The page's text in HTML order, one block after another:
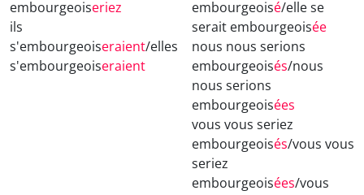
embourgeoiseriez
ils
s'embourgeoiseraient/elles
s'embourgeoiseraient
embourgeoisé/elle se
serait embourgeoisée
nous nous serions
embourgeoisés/nous
nous serions
embourgeoisées
vous vous seriez
embourgeoisés/vous vous
seriez
embourgeoisées/vous